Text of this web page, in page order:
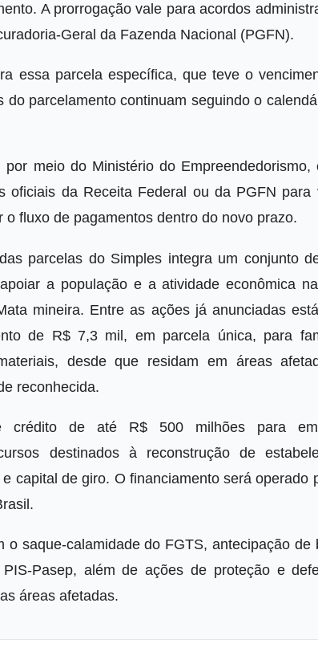
A prorrogação vale para acordos
Geral da Fazenda Nacional (PGFN).
essa parcela específica, que teve o
parcelamento continuam seguindo o
meio do Ministério do Empreendedorismo,
oficiais da Receita Federal ou da PGFN para
fluxo de pagamentos dentro do novo prazo.
parcelas do Simples integra um conjunto
a população e a atividade econômica
mineira. Entre as ações já anunciadas
de R$ 7,3 mil, em parcela única, para
desde que residam em áreas
reconhecida.
crédito de até R$ 500 milhões para
destinados à reconstrução de
capital de giro. O financiamento será operado
o saque-calamidade do FGTS, antecipação de
Pasep, além de ações de proteção e
áreas afetadas.